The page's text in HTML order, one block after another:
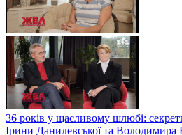
36 років у щасливому шлюбі:
Ірини Данилевської та Володимира